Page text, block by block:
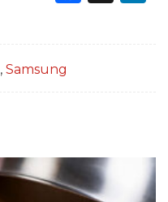
, Samsung